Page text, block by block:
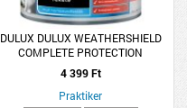
DULUX DULUX WEATHERSHIELD
COMPLETE PROTECTION
HOMLOKZAT FESTÉK 0,9L FEKETE
4 399 Ft
Praktiker